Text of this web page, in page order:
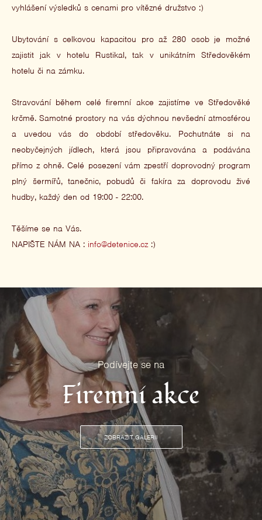
vyhlášení výsledků s cenami pro vítězné družstvo :)
Ubytování s celkovou kapacitou pro až 280 osob je možné
zajistit jak v hotelu Rustikal, tak v unikátním Středověkém
hotelu či na zámku.
Stravování během celé firemní akce zajistíme ve Středověké
krčmě. Samotné prostory na vás dýchnou nevšední atmosférou
a uvedou vás do období středověku. Pochutnáte si na
neobyčejných jídlech, která jsou připravována a podávána
přímo z ohně. Celé posezení vám zpestří doprovodný program
plný šermířů, tanečnic, pobudů či fakíra za doprovodu živé
hudby, každý den od 19:00 - 22:00.
Těšíme se na Vás.
NAPIŠTE NÁM NA : info@detenice.cz:)
Podívejte se na
Firemní akce
ZOBRAZIT GALERII